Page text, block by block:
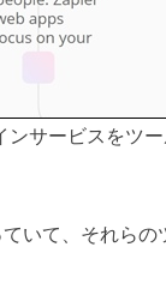
サービスをツ
いて、それら